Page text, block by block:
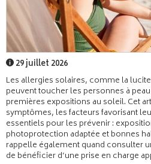
29 juillet 2026
Les allergies solaires, comme la
peuvent toucher les personnes à
premières expositions au soleil. Cet
symptômes, les facteurs favorisant
essentiels pour les prévenir :
photoprotection adaptée et bonnes
rappelle également quand consulter
de bénéficier d’une prise en charge